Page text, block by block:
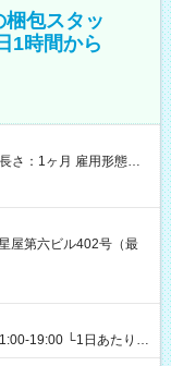
梱包スタッ
1時間から
さ：1ヶ月 雇用形態、
屋第六ビル402号（最
19:00 └1日あたりの
れば、いつでも勤務可